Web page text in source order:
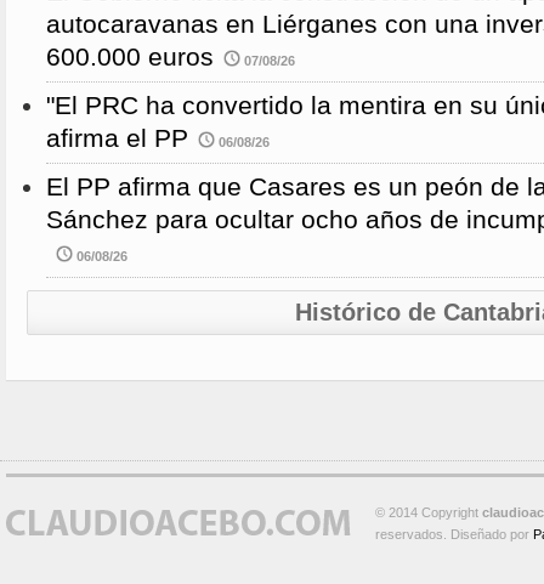
autocaravanas en Liérganes con una
600.000 euros
07/08/26
"El PRC ha convertido la mentira en su
afirma el PP
06/08/26
El PP afirma que Casares es un peón de
Sánchez para ocultar ocho años de
06/08/26
Histórico de
© 2014 Copyright
reservados. Diseñado por